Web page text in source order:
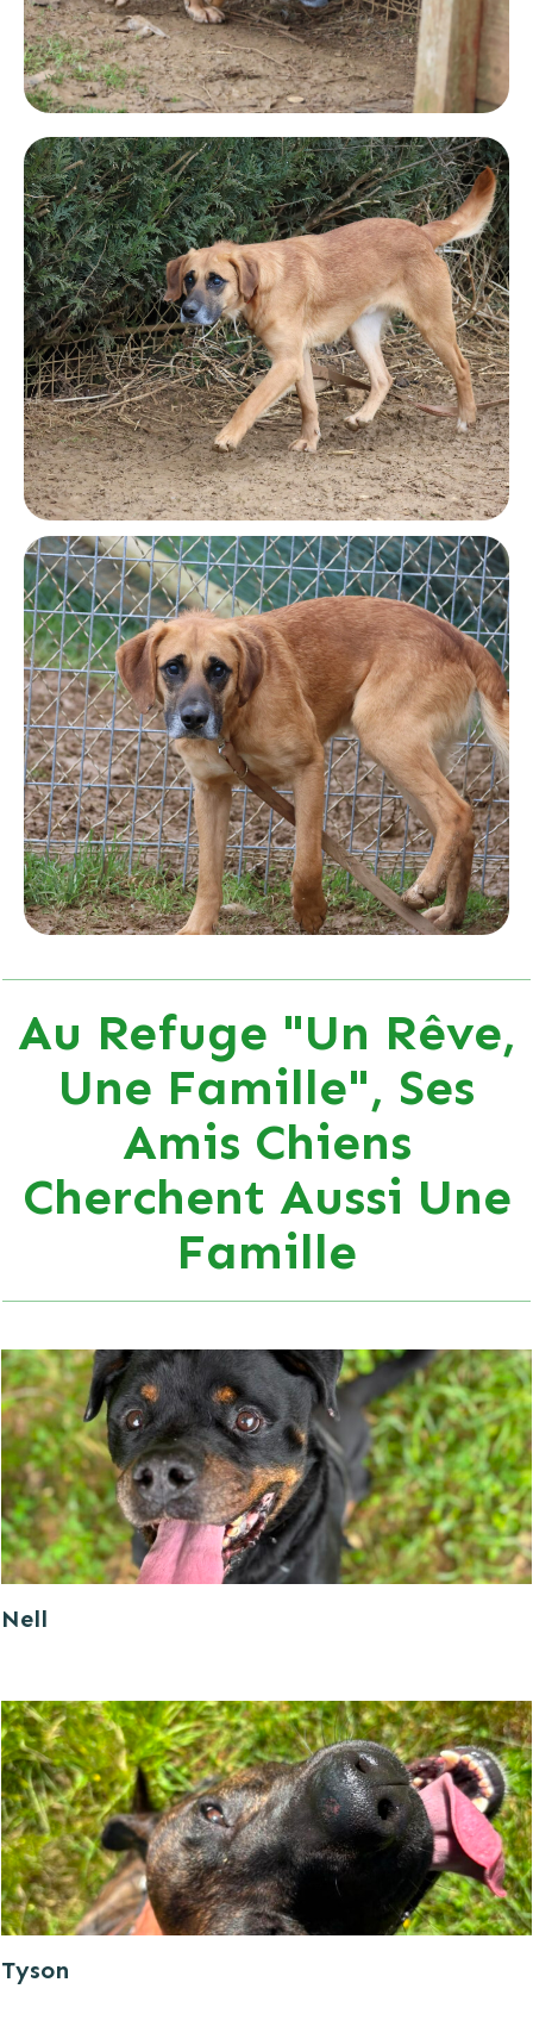
Au Refuge "Un Rêve,
Une Famille", Ses
Amis Chiens
Cherchent Aussi Une
Famille
Nell
Tyson